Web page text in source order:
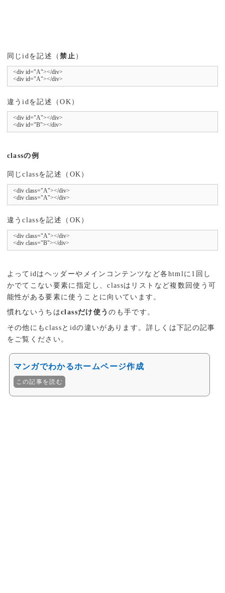
同じidを記述（禁止 ）
<div id="A"></div>
<div id="A"></div>
違うidを記述（OK）
<div id="A"></div>
<div id="B"></div>
classの例
同じclassを記述（OK）
<div class="A"></div>
<div class="A"></div>
違うclassを記述（OK）
<div class="A"></div>
<div class="B"></div>
よってidはヘッダーやメインコンテンツなど各htmlに1回し
かでてこない要素に指定し、classはリストなど複数回使う可
能性がある要素に使うことに向いています。
慣れないうちはclassだけ使うのも手です。
その他にもclassとidの違いがあります。詳しくは下記の記事
をご覧ください。
マンガでわかるホームページ作成
この記事を読む